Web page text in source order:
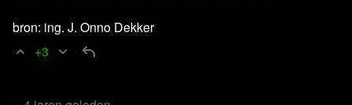
techniek, de regie, de redactie, de webredactie en het
onderhoud van de studio. Om de continuïteit van blckbx te
bron: ing. J. Onno Dekker
+3